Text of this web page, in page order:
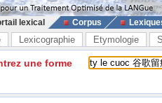
lexical Corpus
Lexicographie Etymologie
une forme